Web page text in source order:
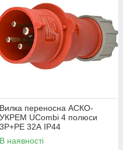
Вилка переносна АСКО-
УКРЕМ UCombi 4 полюси
3P+PE 32А IP44
(A0080010107)
В наявності